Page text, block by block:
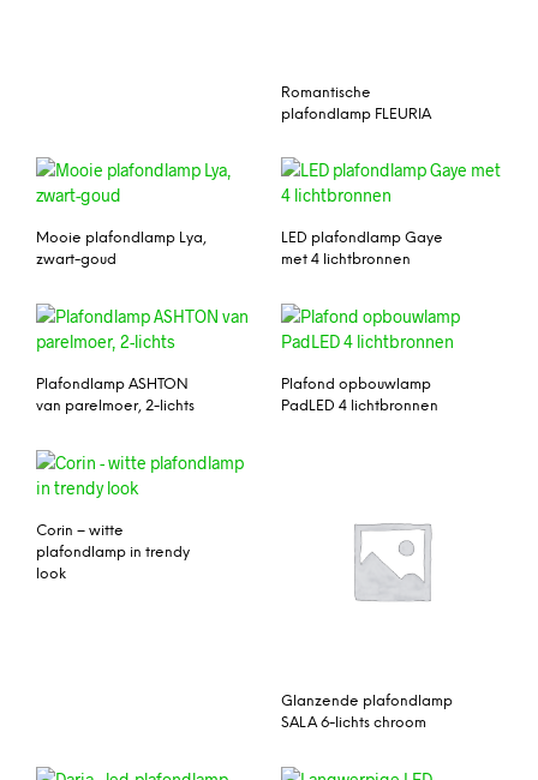
Romantische
plafondlamp FLEURIA
Mooie plafondlamp Lya,
zwart-goud
LED plafondlamp Gaye
met 4 lichtbronnen
Plafondlamp ASHTON
van parelmoer, 2-lichts
Plafond opbouwlamp
PadLED 4 lichtbronnen
Corin – witte
plafondlamp in trendy
look
Glanzende plafondlamp
SALA 6-lichts chroom